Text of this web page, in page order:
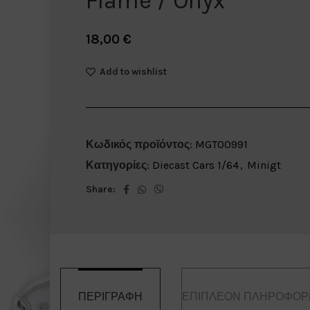
18,00 €
Add to wishlist
Κωδικός προϊόντος: MGT00991
Κατηγορίες: Diecast Cars 1/64, Minigt
Share:
ΠΕΡΙΓΡΑΦΉ ΕΠΙΠΛΈΟΝ